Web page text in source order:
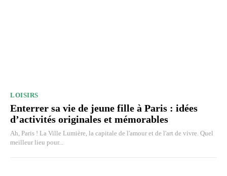
LOISIRS
Enterrer sa vie de jeune fille à Paris : idées
d’activités originales et mémorables
Ah, Paris ! La Ville Lumière, la capitale de l'amour et de l'art de vivre. Quel
meilleur lieu pour...